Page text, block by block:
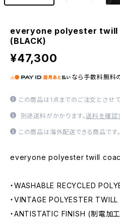
everyone polyester
(BLACK)
¥47,300
なら 手数料無料
この商品は1点までのご注文とさせて
別途送料がかかります。送料を確認
この商品は海外配送できる商品です。
everyone polyester twill
・WASHABLE RECYCLED
・VINTAGE POLYESTER TWILL
・ANTISTATIC FINISH (制電加